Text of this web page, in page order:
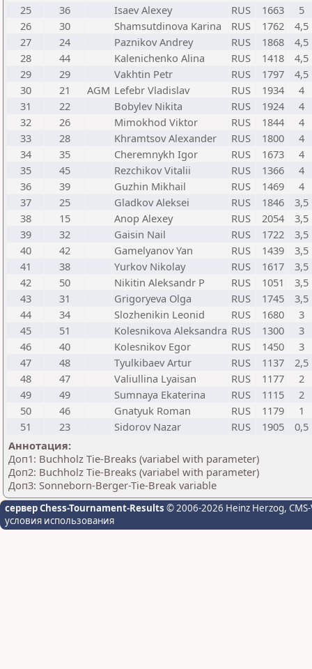
25
36 Isaev Alexey RUS 1663
5
26
30 Shamsutdinova Karina RUS 1762
4,5
27
24 Paznikov Andrey RUS 1868
4,5
28
44 Kalenichenko Alina RUS 1418
4,5
29
29 Vakhtin Petr RUS 1797
4,5
30
21 AGM Lefebr Vladislav RUS 1934
4
31
22 Bobylev Nikita RUS 1924
4
32
26 Mimokhod Viktor RUS 1844
4
33
28 Khramtsov Alexander RUS 1800
4
34
35 Cheremnykh Igor RUS 1673
4
35
45 Rezchikov Vitalii RUS 1366
4
36
39 Guzhin Mikhail RUS 1469
4
37
25 Gladkov Aleksei RUS 1846
3,5
38
15 Anop Alexey RUS 2054
3,5
39
32 Gaisin Nail RUS 1722
3,5
40
42 Gamelyanov Yan RUS 1439
3,5
41
38 Yurkov Nikolay RUS 1617
3,5
42
50 Nikitin Aleksandr P RUS 1051
3,5
43
31 Grigoryeva Olga RUS 1745
3,5
44
34 Slozhenikin Leonid RUS 1680
3
45
51 Kolesnikova Aleksandra RUS 1300
3
46
40 Kolesnikov Egor RUS 1450
3
47
48 Tyulkibaev Artur RUS 1137
2,5
48
47 Valiullina Lyaisan RUS 1177
2
49
49 Sumnaya Ekaterina RUS 1115
2
50
46 Gnatyuk Roman RUS 1179
1
51
23 Sidorov Nazar RUS 1905
0,5
Аннотация:
Доп1: Buchholz Tie-Breaks (variabel with parameter)
Доп2: Buchholz Tie-Breaks (variabel with parameter)
Доп3: Sonneborn-Berger-Tie-Break variable
сервер Chess-Tournament-Results © 2006-2026 Heinz Herzog,
условия использования